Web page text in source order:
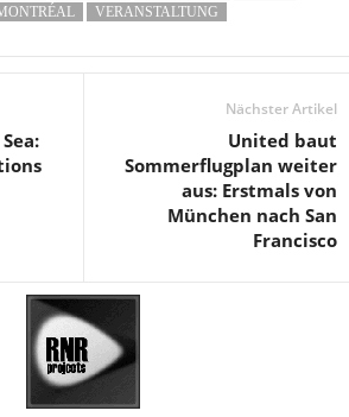
VERANSTALTUNG
Nächster Artikel
United baut
Sommerflugplan weiter
aus: Erstmals von
München nach San
Francisco